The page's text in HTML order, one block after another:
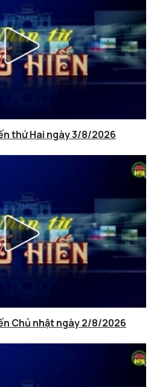
thứ Hai ngày 3/8/2026
Chủ nhật ngày 2/8/2026